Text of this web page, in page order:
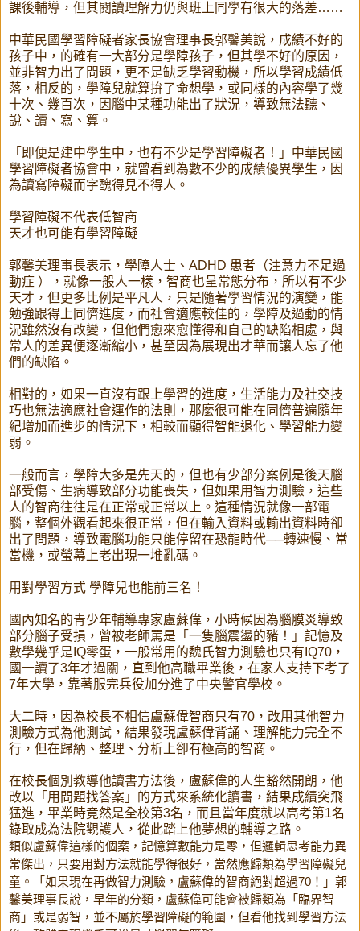
課後輔導，但其閱讀理解力仍與班上同學有很大的落差……
中華民國學習障礙者家長協會理事長郭馨美說，成績不好的
孩子中，的確有一大部分是學障孩子，但其學不好的原因，
並非智力出了問題，更不是缺乏學習動機，所以學習成績低
落，相反的，學障兒就算拚了命想學，或同樣的內容學了幾
十次、幾百次，因腦中某種功能出了狀況，導致無法聽、
說、讀、寫、算。
「即便是建中學生中，也有不少是學習障礙者！」中華民國
學習障礙者協會中，就曾看到為數不少的成績優異學生，因
為讀寫障礙而字醜得見不得人。
學習障礙不代表低智商
天才也可能有學習障礙
郭馨美理事長表示，學障人士、ADHD 患者（注意力不足過
動症 ），就像一般人一樣，智商也呈常態分布，所以有不少
天才，但更多比例是平凡人，只是隨著學習情況的演變，能
勉強跟得上同儕進度，而社會適應較佳的，學障及過動的情
況雖然沒有改變，但他們愈來愈懂得和自己的缺陷相處，與
常人的差異便逐漸縮小，甚至因為展現出才華而讓人忘了他
們的缺陷。
相對的，如果一直沒有跟上學習的進度，生活能力及社交技
巧也無法適應社會運作的法則，那麼很可能在同儕普遍隨年
紀增加而進步的情況下，相較而顯得智能退化、學習能力變
弱。
一般而言，學障大多是先天的，但也有少部分案例是後天腦
部受傷、生病導致部分功能喪失，但如果用智力測驗，這些
人的智商往往是在正常或正常以上。這種情況就像一部電
腦，整個外觀看起來很正常，但在輸入資料或輸出資料時卻
出了問題，導致電腦功能只能停留在恐龍時代──轉速慢、常
當機，或螢幕上老出現一堆亂碼。
用對學習方式 學障兒也能前三名！
國內知名的青少年輔導專家盧蘇偉，小時候因為腦膜炎導致
部分腦子受損，曾被老師罵是「一隻腦震盪的豬！」記憶及
數學幾乎是IQ零蛋，一般常用的魏氏智力測驗也只有IQ70，
國一讀了3年才過關，直到他高職畢業後，在家人支持下考了
7年大學，靠著服完兵役加分進了中央警官學校。
大二時，因為校長不相信盧蘇偉智商只有70，改用其他智力
測驗方式為他測試，結果發現盧蘇偉背誦、理解能力完全不
行，但在歸納、整理、分析上卻有極高的智商。
在校長個別教導他讀書方法後，盧蘇偉的人生豁然開朗，他
改以「用問題找答案」的方式來系統化讀書，結果成績突飛
猛進，畢業時竟然是全校第3名，而且當年度就以高考第1名
錄取成為法院觀護人，從此踏上他夢想的輔導之路。
類似盧蘇偉這樣的個案，記憶算數能力是零，但邏輯思考能力異
常傑出，只要用對方法就能學得很好，當然應歸類為學習障礙兒
童。「如果現在再做智力測驗，盧蘇偉的智商絕對超過70！」郭
馨美理事長說，早年的分類，盧蘇偉可能會被歸類為「臨界智
商」或是弱智，並不屬於學習障礙的範圍，但看他找到學習方法